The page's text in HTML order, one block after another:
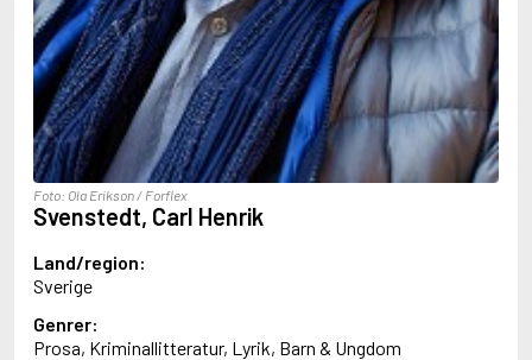
Achebe, Chinua
Achmatova, Anna
Aciman, André
Ackebo, Lena
Acker, Kathy
Ackroyd, Peter
Adam de la Halle
Adamov, Arthur
Adams, Douglas
Adams, Herbert
Adams, Jane
Adams, Richard
Adbåge, Emma
Adbåge, Lisen
Adelborg, Ottilia
Foto: Ola Erikson / Forflex
Svenstedt, Carl Henrik
Land/region:
Sverige
Genrer:
Prosa, Kriminallitteratur, Lyrik, Barn & Ungdom